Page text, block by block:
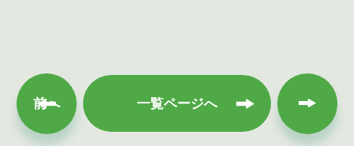
前へ 一覧ページへ
次へ